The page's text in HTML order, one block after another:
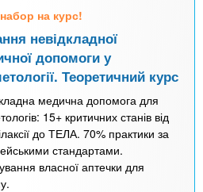
на курс!
невідкладної
допомоги у
Теоретичний курс
медична допомога для
15+ критичних станів від
до ТЕЛА. 70% практики за
стандартами.
власної аптечки для